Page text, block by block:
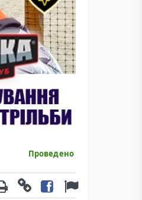
Проведено